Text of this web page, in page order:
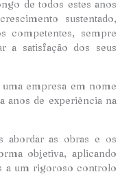
de todos estes anos
sustentado,
competentes, sempre
a satisfação dos seus
empresa em nome
anos de experiência na
abordar as obras e os
objetiva, aplicando
a um rigoroso controlo